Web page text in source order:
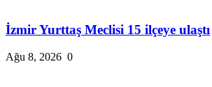
İzmir Yurttaş Meclisi 15 ilçeye ulaştı
Ağu 8, 2026 0